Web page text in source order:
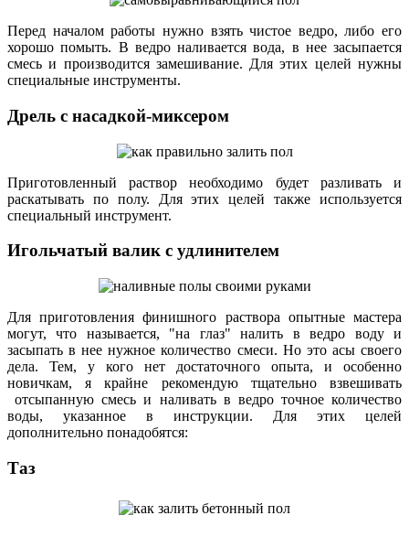
Перед началом работы нужно взять чистое ведро, либо его
хорошо помыть. В ведро наливается вода, в нее засыпается
смесь и производится замешивание. Для этих целей нужны
специальные инструменты.
Дрель с насадкой-миксером
Приготовленный раствор необходимо будет разливать и
раскатывать по полу. Для этих целей также используется
специальный инструмент.
Игольчатый валик с удлинителем
Для приготовления финишного раствора опытные мастера
могут, что называется, "на глаз" налить в ведро воду и
засыпать в нее нужное количество смеси. Но это асы своего
дела. Тем, у кого нет достаточного опыта, и особенно
новичкам, я крайне рекомендую тщательно взвешивать
отсыпанную смесь и наливать в ведро точное количество
воды, указанное в инструкции. Для этих целей
дополнительно понадобятся:
Таз